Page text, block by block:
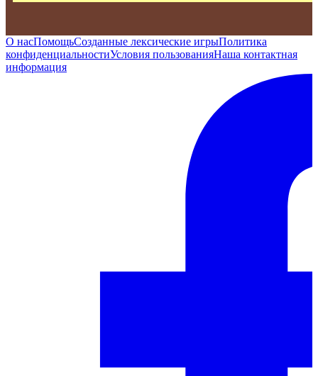
О насПомощьСозданные лексические игрыПолитика
конфиденциальностиУсловия пользованияНаша контактная
информация